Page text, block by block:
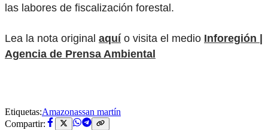
las labores de fiscalización forestal.
Lea la nota original aquío visita el medio Inforegión |
Agencia de Prensa Ambiental
Etiquetas:Amazonassan martín
Compartir: